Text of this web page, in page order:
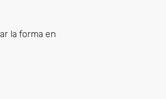
la forma en